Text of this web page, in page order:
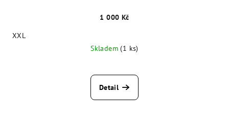
1 000 Kč
XXL
Skladem(1 ks)
Detail